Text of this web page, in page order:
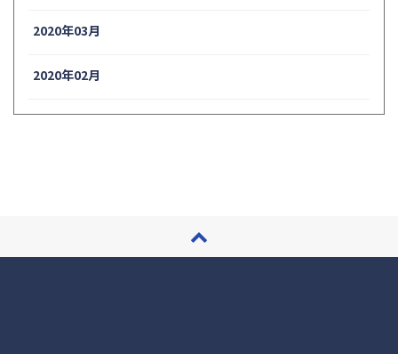
2020年03月
2020年02月